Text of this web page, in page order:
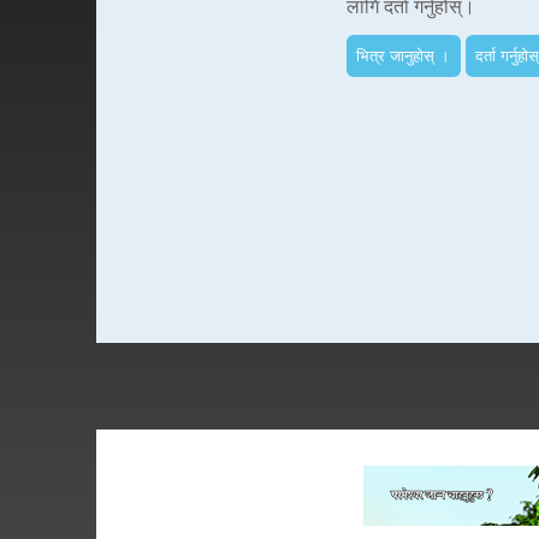
भित्र जानुहोस् । दर्ता गर्नुहोस्